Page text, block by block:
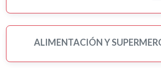
ALIMENTACIÓN Y